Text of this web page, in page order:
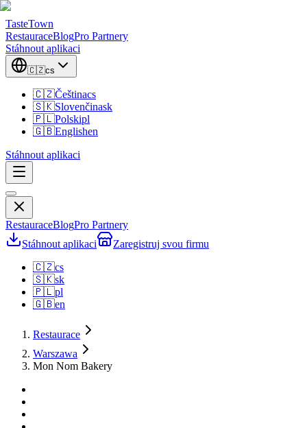
TasteTown
RestauraceBlogPro Partnery
Stáhnout aplikaci
🇨🇿cs
🇨🇿Češtinacs
🇸🇰Slovenčinask
🇵🇱Polskipl
🇬🇧Englishen
Stáhnout aplikaci
RestauraceBlogPro Partnery
Stáhnout aplikaci
Zaregistruj svou firmu
🇨🇿cs
🇸🇰sk
🇵🇱pl
🇬🇧en
Restaurace
Warszawa
Mon Nom Bakery